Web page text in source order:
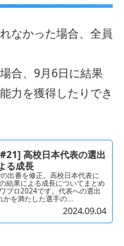
なかった場合、全員
合、9月6日に結果
力を獲得したりでき
高校日本代表の選出
る成長
出番を修正。高校日本代表に
結果による成長についてまとめ
プロ2024です。代表への選出
かを満たした選手の...
2024.09.04